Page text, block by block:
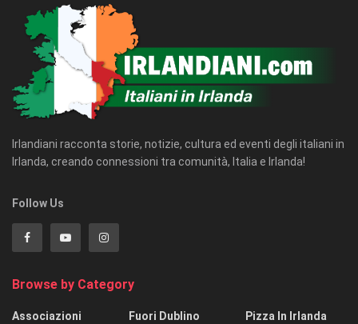
Irlandiani racconta storie, notizie, cultura ed eventi degli italiani in
Irlanda, creando connessioni tra comunità, Italia e Irlanda!
Follow Us
Browse by Category
Associazioni
Fuori Dublino
Pizza In Irlanda